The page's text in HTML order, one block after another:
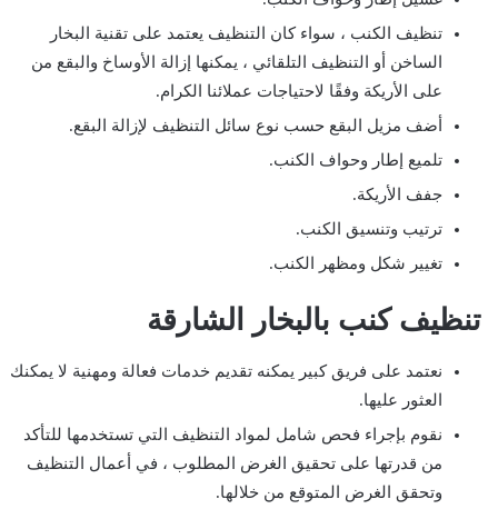
تنظيف الكنب ، سواء كان التنظيف يعتمد على تقنية البخار
الساخن أو التنظيف التلقائي ، يمكنها إزالة الأوساخ والبقع من
على الأريكة وفقًا لاحتياجات عملائنا الكرام.
أضف مزيل البقع حسب نوع سائل التنظيف لإزالة البقع.
تلميع إطار وحواف الكنب.
جفف الأريكة.
ترتيب وتنسيق الكنب.
تغيير شكل ومظهر الكنب.
تنظيف كنب بالبخار الشارقة
نعتمد على فريق كبير يمكنه تقديم خدمات فعالة ومهنية لا يمكنك
العثور عليها.
نقوم بإجراء فحص شامل لمواد التنظيف التي تستخدمها للتأكد
من قدرتها على تحقيق الغرض المطلوب ، في أعمال التنظيف
وتحقق الغرض المتوقع من خلالها.